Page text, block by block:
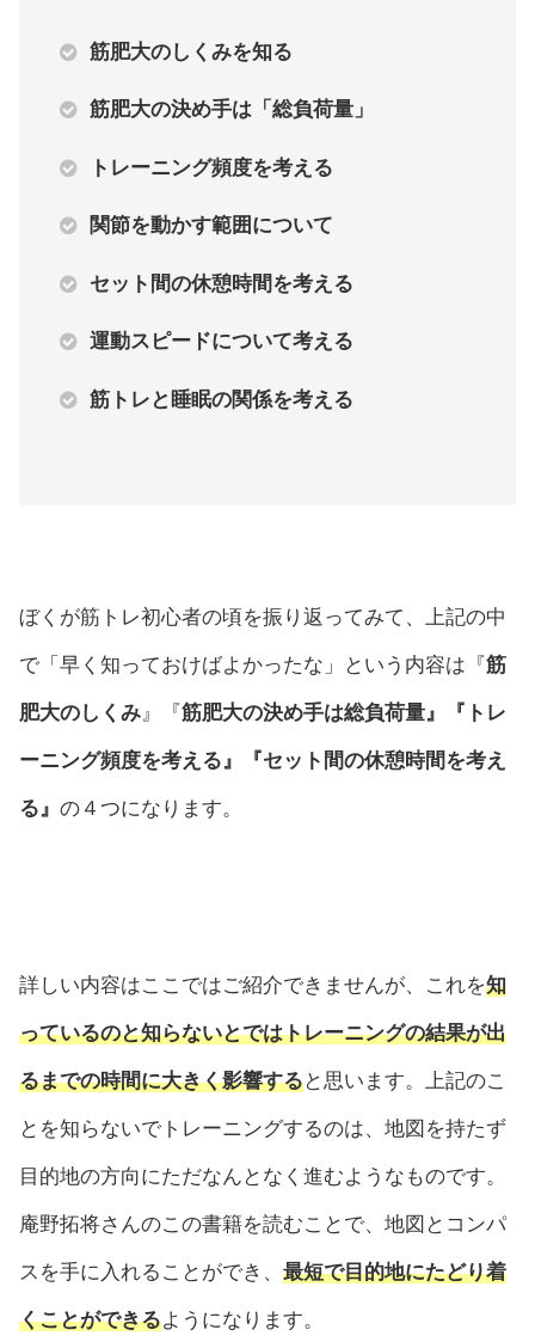
筋肥大のしくみを知る
筋肥大の決め手は「総負荷量」
トレーニング頻度を考える
関節を動かす範囲について
セット間の休憩時間を考える
運動スピードについて考える
筋トレと睡眠の関係を考える
ぼくが筋トレ初心者の頃を振り返ってみて、上記の中
で「早く知っておけばよかったな」という内容は『筋
肥大のしくみ』『筋肥大の決め手は総負荷量』『トレ
ーニング頻度を考える』『セット間の休憩時間を考え
る』 の４つになります。
詳しい内容はここではご紹介できませんが、これを知
っているのと知らないとではトレーニングの結果が出
るまでの時間に大きく影響すると思います。上記のこ
とを知らないでトレーニングするのは、地図を持たず
目的地の方向にただなんとなく進むようなものです。
庵野拓将さんのこの書籍を読むことで、地図とコンパ
スを手に入れることができ、 最短で目的地にたどり着
くことができるようになります。